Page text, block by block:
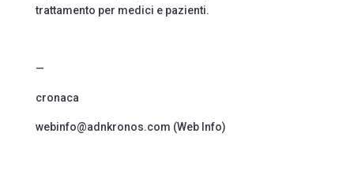
trattamento per medici e pazienti.
—
cronaca
webinfo@adnkronos.com (Web Info)